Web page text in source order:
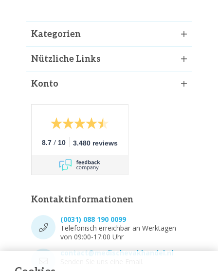
Kategorien
Nützliche Links
Konto
8.7 / 10 3.480 reviews
Kontaktinformationen
(0031) 088 190 0099
Telefonisch erreichbar an Werktagen
von 09:00-17:00 Uhr
contact@medischevakhandel.nl